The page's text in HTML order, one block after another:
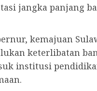
jangka panjang
kemajuan
keterlibatan
institusi